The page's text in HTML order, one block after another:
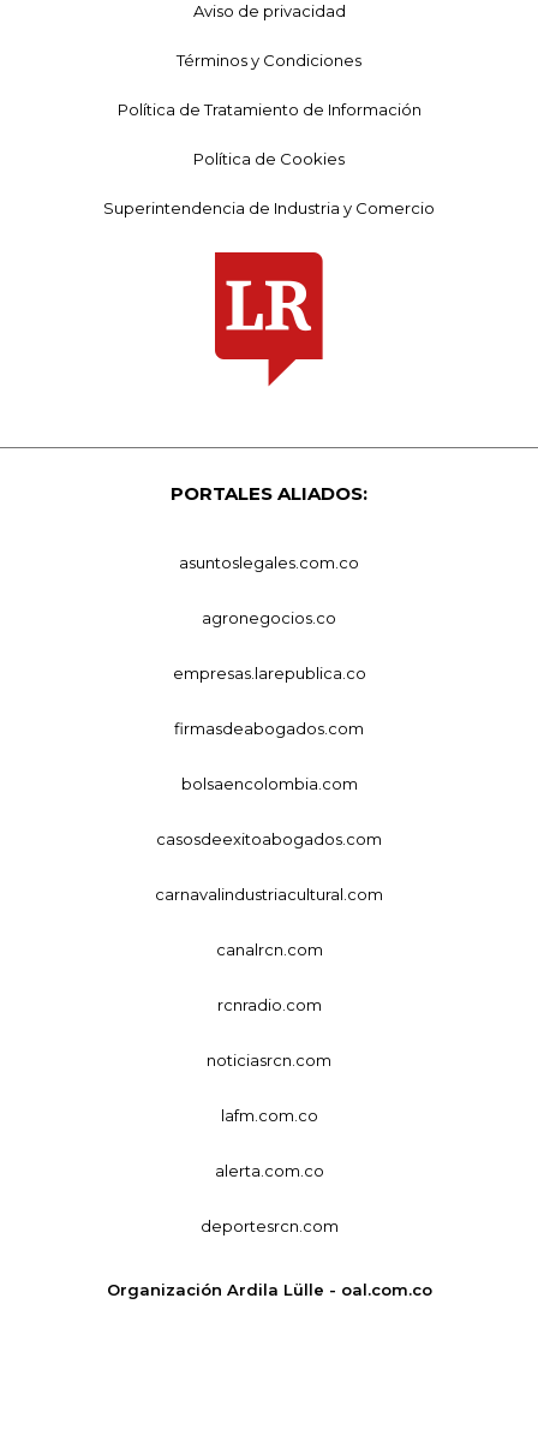
Aviso de privacidad
Términos y Condiciones
Política de Tratamiento de Información
Política de Cookies
Superintendencia de Industria y Comercio
PORTALES ALIADOS:
asuntoslegales.com.co
agronegocios.co
empresas.larepublica.co
firmasdeabogados.com
bolsaencolombia.com
casosdeexitoabogados.com
carnavalindustriacultural.com
canalrcn.com
rcnradio.com
noticiasrcn.com
lafm.com.co
alerta.com.co
deportesrcn.com
Organización Ardila Lülle - oal.com.co